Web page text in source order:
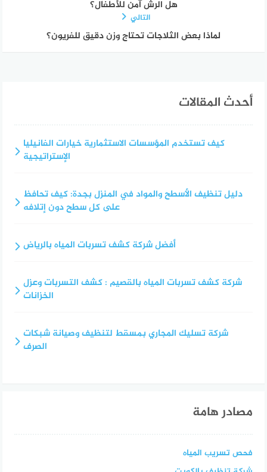
هل الرش آمن للأطفال؟
التالي
لماذا بعض الثلاجات تحتاج وزن دقيق للفريون؟
أحدث المقالات
كيف تستخدم المؤسسات الاستثمارية خيارات الفانيليا
الإستراتيجية
دليل تنظيف الأسطح والمواد في المنزل بجدة: كيف تحافظ
على كل سطح دون إتلافه
أفضل شركة كشف تسربات المياه بالرياض
شركة كشف تسربات المياه بالقصيم : كشف التسربات وعزل
الخزانات
شركة تسليك المجاري بمسقط لتنظيف وصيانة شبكات
الصرف
مصادر هامة
فحص تسريب المياه